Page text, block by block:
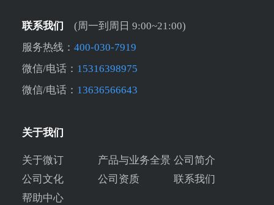
联系我们
(周一到周日 9:00~21:00)
服务热线： 400-030-7919
微信/电话： 15316398975
微信/电话： 13636566643
关于我们
关于微订 产品与业务全景 公司简介
公司文化
公司资质
联系我们
帮助中心